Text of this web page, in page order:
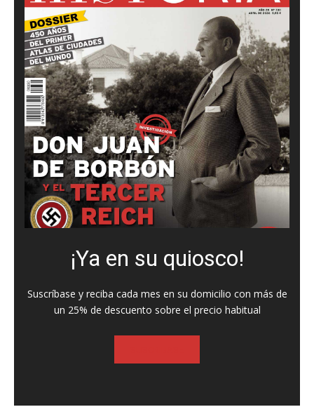
¡Ya en su quiosco!
Suscríbase y reciba cada mes en su domicilio con más de
un 25% de descuento sobre el precio habitual